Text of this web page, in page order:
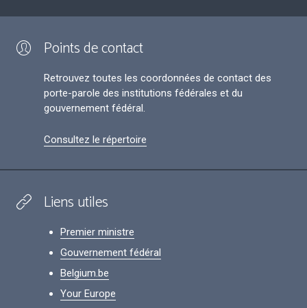
Points de contact
Retrouvez toutes les coordonnées de contact des
porte-parole des institutions fédérales et du
gouvernement fédéral.
Consultez le répertoire
Liens utiles
Premier ministre
Gouvernement fédéral
Belgium.be
Your Europe